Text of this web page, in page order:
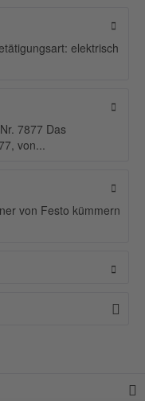
elektrisch
7877 Das
von...
von Festo kümmern